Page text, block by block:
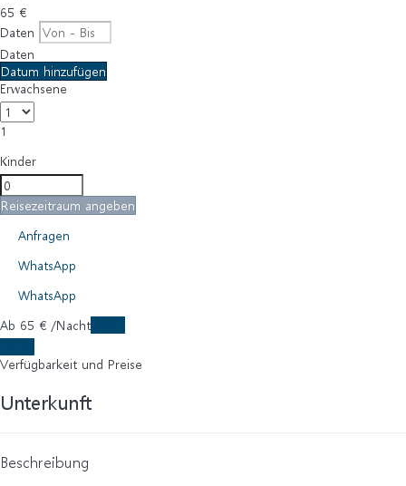
65 €
Daten
Daten
Datum hinzufügen
Erwachsene
1
Kinder
Reisezeitraum angeben
Anfragen
WhatsApp
WhatsApp
Ab 65 € /Nacht
Verfügbarkeit und Preise
Unterkunft
Beschreibung